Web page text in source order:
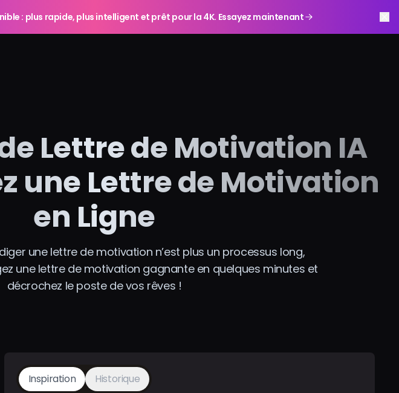
: plus rapide, plus intelligent et prêt pour la 4K. Essayez maintenant
Lettre de Motivation IA
une Lettre de Motivation
en Ligne
une lettre de motivation n’est plus un processus long,
une lettre de motivation gagnante en quelques minutes et
décrochez le poste de vos rêves !
Inspiration Historique